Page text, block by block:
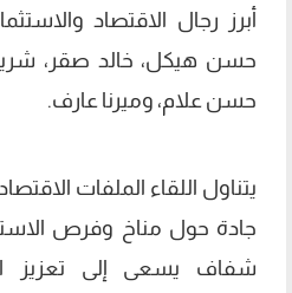
أبرز رجال الاقتصاد
حسن هيكل، خالد صقر،
حسن علام، وميرنا عارف.
يتناول اللقاء الملفات
جادة حول مناخ وفرص
شفاف يسعى إلى تعزيز